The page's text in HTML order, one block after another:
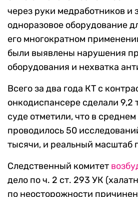
через руки медработников и
одноразовое оборудование
его многократном
были выявлены нарушения
оборудования и нехватка
Всего за два года КТ с
онкодиспансере сделали 9,2
суде отметили, что в
проводилось 50
тысячи, и реальный масштаб
Следственный комитет
дело по ч. 2 ст. 293 УК
по неосторожности